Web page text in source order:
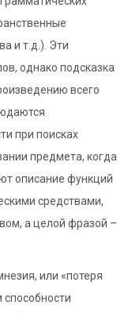
и т.д.). Эти
однако подсказка
всего
при поисках
предмета, когда
описание функций
средствами,
а целой фразой –
или «потеря